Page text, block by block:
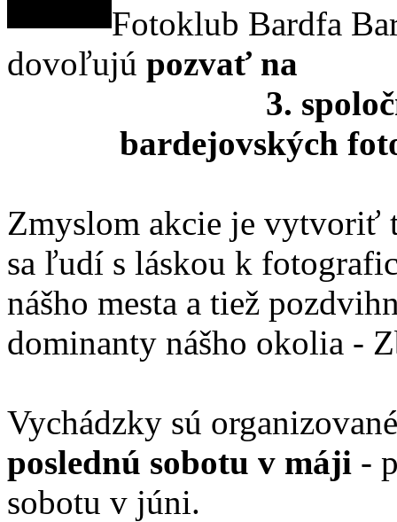
Fotoklub Bardfa
dovoľujú pozvať na
3.
bardejovských
Zmyslom akcie je vytvoriť
sa ľudí s láskou k
nášho mesta a tiež
dominanty nášho okolia -
Vychádzky sú
poslednú sobotu v máji -
sobotu v júni.